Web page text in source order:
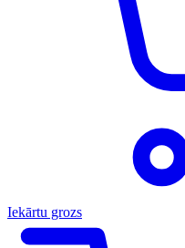
Iekārtu grozs